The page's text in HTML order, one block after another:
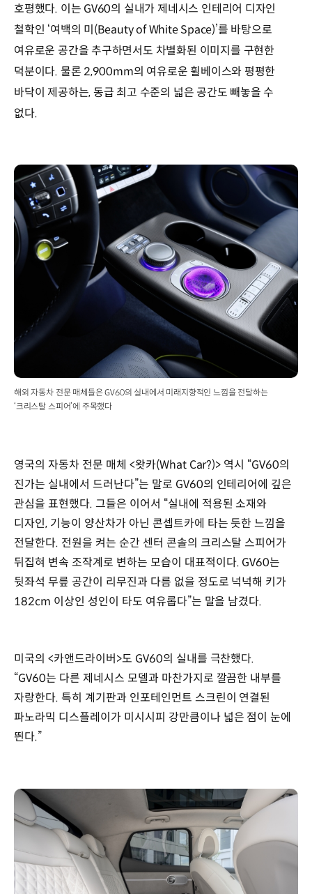
호평했다. 이는 GV60의 실내가 제네시스 인테리어 디자인
철학인 ‘여백의 미(Beauty of White Space)’를 바탕으로
여유로운 공간을 추구하면서도 차별화된 이미지를 구현한
덕분이다. 물론 2,900mm의 여유로운 휠베이스와 평평한
바닥이 제공하는, 동급 최고 수준의 넓은 공간도 빼놓을 수
없다.
해외 자동차 전문 매체들은 GV60의 실내에서 미래지향적인 느낌을 전달하는
‘크리스탈 스피어’에 주목했다
영국의 자동차 전문 매체 <왓카(What Car?)> 역시 “GV60의
진가는 실내에서 드러난다”는 말로 GV60의 인테리어에 깊은
관심을 표현했다. 그들은 이어서 “실내에 적용된 소재와
디자인, 기능이 양산차가 아닌 콘셉트카에 타는 듯한 느낌을
전달한다. 전원을 켜는 순간 센터 콘솔의 크리스탈 스피어가
뒤집혀 변속 조작계로 변하는 모습이 대표적이다. GV60는
뒷좌석 무릎 공간이 리무진과 다름 없을 정도로 넉넉해 키가
182cm 이상인 성인이 타도 여유롭다”는 말을 남겼다.
미국의 <카앤드라이버>도 GV60의 실내를 극찬했다.
“GV60는 다른 제네시스 모델과 마찬가지로 깔끔한 내부를
자랑한다. 특히 계기판과 인포테인먼트 스크린이 연결된
파노라믹 디스플레이가 미시시피 강만큼이나 넓은 점이 눈에
띈다.”